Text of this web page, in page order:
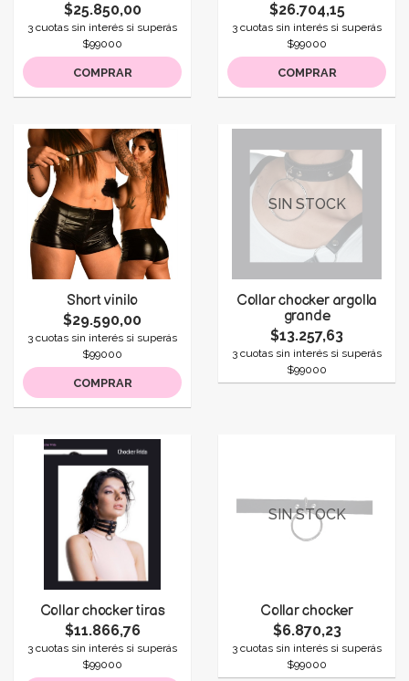
$25.850,00
3 cuotas sin interés si superás
$99000
COMPRAR
$26.704,15
3 cuotas sin interés si superás
$99000
COMPRAR
Short vinilo
$29.590,00
3 cuotas sin interés si superás
$99000
COMPRAR
SIN STOCK
Collar chocker argolla
grande
$13.257,63
3 cuotas sin interés si superás
$99000
Collar chocker tiras
$11.866,76
3 cuotas sin interés si superás
$99000
SIN STOCK
Collar chocker
$6.870,23
3 cuotas sin interés si superás
$99000